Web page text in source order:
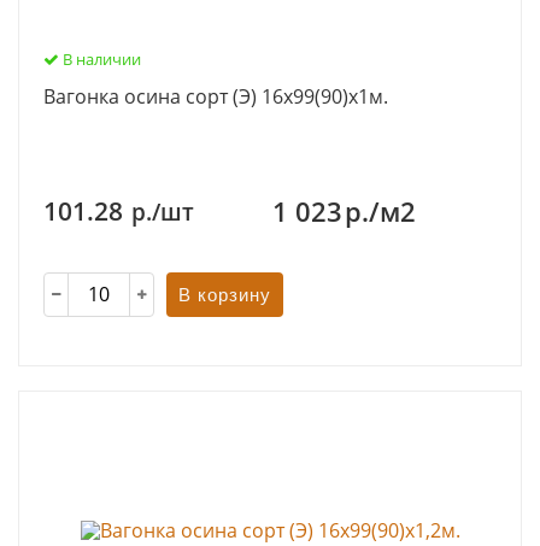
В наличии
Вагонка осина сорт (Э) 16х99(90)х1м.
101.28 р./шт 1 023р./м2
В корзину